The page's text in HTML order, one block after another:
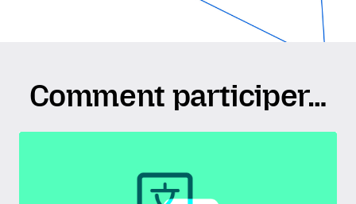
Comment participer…